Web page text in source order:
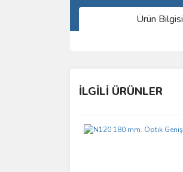
Ürün Bilgisi
İLGİLİ ÜRÜNLER